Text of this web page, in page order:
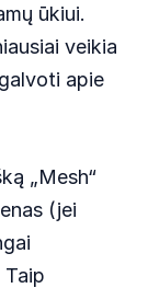
ūkiui.
veikia
apie
„Mesh“
(jei
Taip